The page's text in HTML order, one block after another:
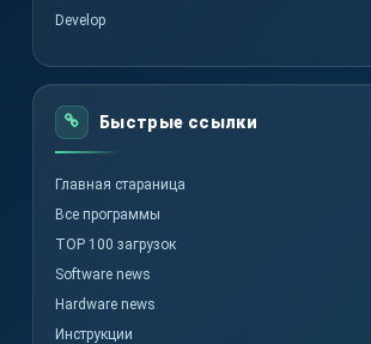
Develop
Быстрые ссылки
Главная стараница
Все программы
TOP 100 загрузок
Software news
Hardware news
Инструкции